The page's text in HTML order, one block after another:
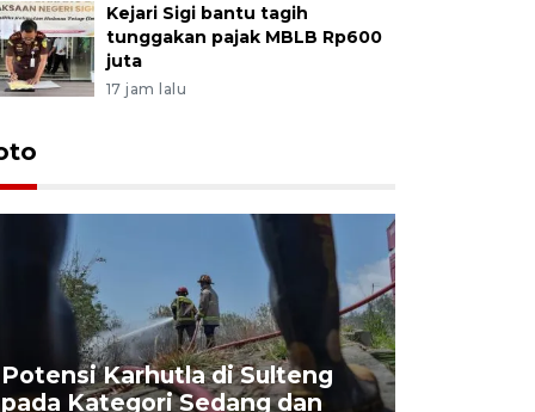
Kejari Sigi bantu tagih
tunggakan pajak MBLB Rp600
juta
17 jam lalu
Potensi Karhutla di Sulteng
pada Kategori Sedang dan